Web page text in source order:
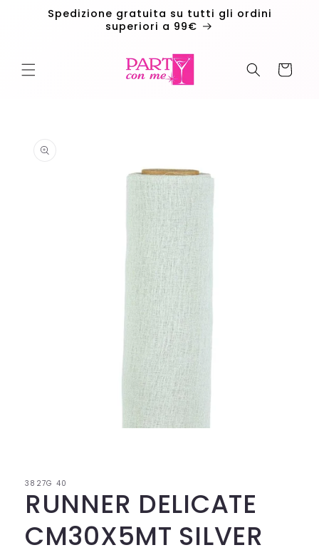
direttamenteSpedizione gratuita su tutti gli ordini
superiori a 99€
Carrello
prodotto
finestra
modale
3827G 40
RUNNER DELICATE
CM30X5MT SILVER